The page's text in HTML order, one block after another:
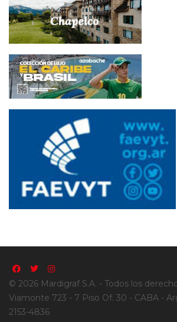
© 2026 Mardigraf S.A. - Todos los
Viamonte 723 - 7 Piso Of. 30 - CABA -
2153-4836